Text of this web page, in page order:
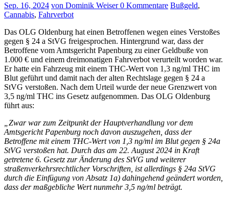
Sep. 16, 2024 von Dominik Weiser0 Kommentare Bußgeld,
Cannabis, Fahrverbot
Das OLG Oldenburg hat einen Betroffenen wegen eines Verstoßes
gegen § 24 a StVG freigesprochen. Hintergrund war, dass der
Betroffene vom Amtsgericht Papenburg zu einer Geldbuße von
1.000 € und einem dreimonatigen Fahrverbot verurteilt worden war.
Er hatte ein Fahrzeug mit einem THC-Wert von 1,3 ng/ml THC im
Blut geführt und damit nach der alten Rechtslage gegen § 24 a
StVG verstoßen. Nach dem Urteil wurde der neue Grenzwert von
3,5 ng/ml THC ins Gesetz aufgenommen. Das OLG Oldenburg
führt aus:
„Zwar war zum Zeitpunkt der Hauptverhandlung vor dem
Amtsgericht Papenburg noch davon auszugehen, dass der
Betroffene mit einem THC-Wert von 1,3 ng/ml im Blut gegen § 24a
StVG verstoßen hat. Durch das am 22. August 2024 in Kraft
getretene 6. Gesetz zur Änderung des StVG und weiterer
straßenverkehrsrechtlicher Vorschriften, ist allerdings § 24a StVG
durch die Einfügung von Absatz 1a) dahingehend geändert worden,
dass der maßgebliche Wert nunmehr 3,5 ng/ml beträgt.